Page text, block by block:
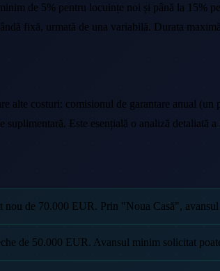
de 5% pentru locuințe noi și până la
fixă, urmată de una variabilă. Durata
alte costuri: comisionul de garantare anual
suplimentară. Este esențială o analiză
nou de 70.000 EUR. Prin "Noua Casă",
de 50.000 EUR. Avansul minim solicitat